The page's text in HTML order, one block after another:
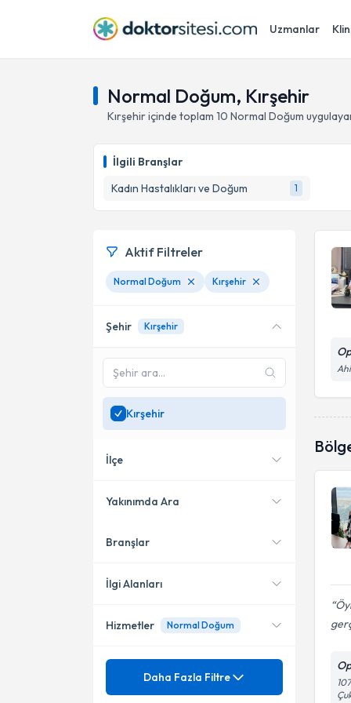
Uzmanlar
Normal Doğum, Kırşehir
Kırşehiriçinde toplam 10 Normal Doğum
İlgili Branşlar
Kadın Hastalıkları ve Doğum
1
Aktif Filtreler
Normal Doğum Kırşehir
Şehir Kırşehir
Kırşehir
İlçe
Merkez
Yakınımda Ara
Konumuma yakın uzmanları
Branşlar
Kadın Hastalıkları ve Doğum
İlgi Alanları
Doğal Doğum
Hizmetler Normal Doğum
Mezuniyet
Daha Fazla Filtre